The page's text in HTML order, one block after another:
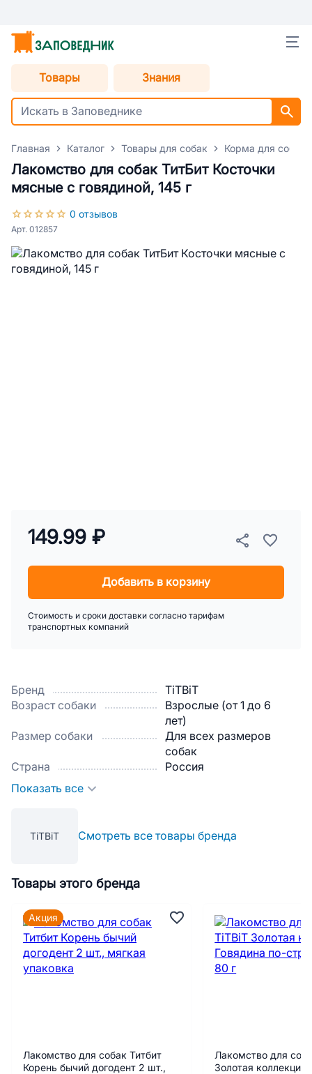
Товары Знания
Главная Каталог Товары для собак Корма для собак
Лакомство для собак ТитБит Косточки
мясные с говядиной, 145 г
0 отзывов
Арт. 012857
Бренд
TiTBiT
Возраст собаки
Взрослые (от 1 до 6
лет)
Размер собаки
Для всех размеров
собак
Страна
Россия
Показать все
TiTBiT Смотреть все товары бренда
149.99 ₽
Добавить в корзину
Стоимость и сроки доставки согласно тарифам
транспортных компаний
Товары этого бренда
Лакомство для собак Титбит
Корень бычий догодент 2 шт.,
Акция
Лакомство для
Золотая коллекция